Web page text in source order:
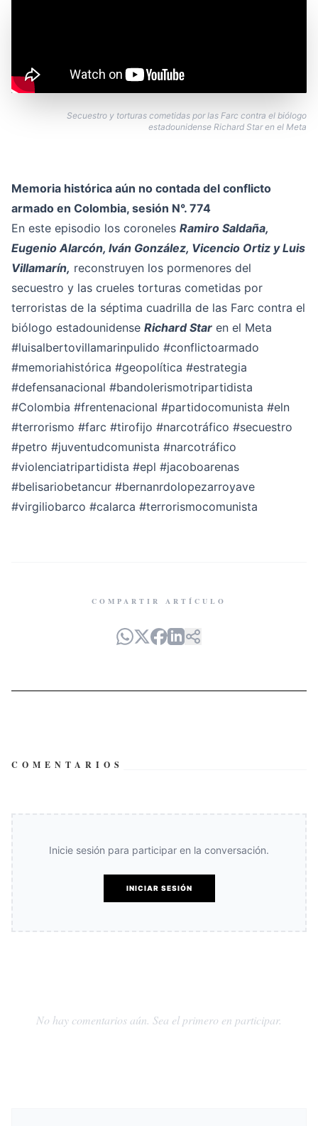
Secuestro y torturas cometidas por las Farc contra el biólogo
estadounidense Richard Star en el Meta
Memoria histórica aún no contada del conflicto
armado en Colombia, sesión N°. 774
En este episodio los coroneles Ramiro Saldaña,
Eugenio Alarcón, Iván González, Vicencio Ortiz y Luis
Villamarín, reconstruyen los pormenores del
secuestro y las crueles torturas cometidas por
terroristas de la séptima cuadrilla de las Farc contra el
biólogo estadounidense Richard Star en el Meta
#luisalbertovillamarinpulido #conflictoarmado
#memoriahistórica #geopolítica #estrategia
#defensanacional #bandolerismotripartidista
#Colombia #frentenacional #partidocomunista #eln
#terrorismo #farc #tirofijo #narcotráfico #secuestro
#petro #juventudcomunista #narcotráfico
#violenciatripartidista #epl #jacoboarenas
#belisariobetancur #bernanrdolopezarroyave
#virgiliobarco #calarca #terrorismocomunista
COMPARTIR ARTÍCULO
COMENTARIOS
Inicie sesión para participar en la conversación.
INICIAR SESIÓN
No hay comentarios aún. Sea el primero en participar.